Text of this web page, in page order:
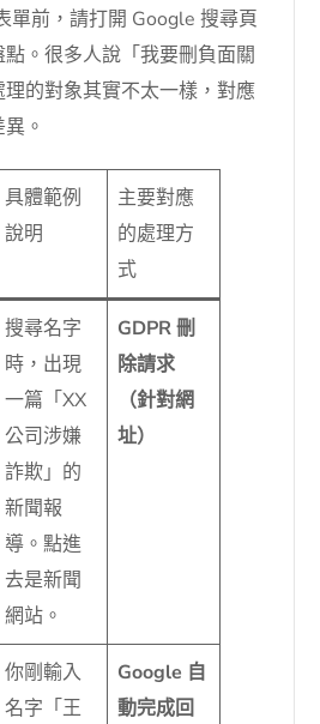
單前，請打開 Google 搜尋頁
。很多人說「我要刪負面關
的對象其實不太一樣，對應
。
具體範例
說明
主要對應
的處理方
式
搜尋名字
時，出現
一篇「XX
公司涉嫌
詐欺」的
新聞報
導。點進
去是新聞
網站。
GDPR 刪
除請求
（針對網
址）
你剛輸入
名字「王
Google 自
動完成回